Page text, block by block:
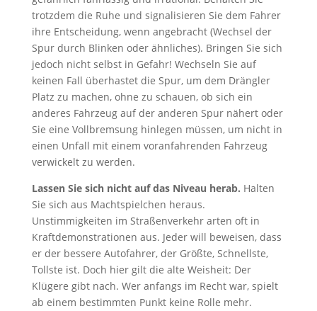
trotzdem die Ruhe und signalisieren Sie dem Fahrer
ihre Entscheidung, wenn angebracht (Wechsel der
Spur durch Blinken oder ähnliches). Bringen Sie sich
jedoch nicht selbst in Gefahr! Wechseln Sie auf
keinen Fall überhastet die Spur, um dem Drängler
Platz zu machen, ohne zu schauen, ob sich ein
anderes Fahrzeug auf der anderen Spur nähert oder
Sie eine Vollbremsung hinlegen müssen, um nicht in
einen Unfall mit einem voranfahrenden Fahrzeug
verwickelt zu werden.
Lassen Sie sich nicht auf das Niveau herab. Halten
Sie sich aus Machtspielchen heraus.
Unstimmigkeiten im Straßenverkehr arten oft in
Kraftdemonstrationen aus. Jeder will beweisen, dass
er der bessere Autofahrer, der Größte, Schnellste,
Tollste ist. Doch hier gilt die alte Weisheit: Der
Klügere gibt nach. Wer anfangs im Recht war, spielt
ab einem bestimmten Punkt keine Rolle mehr.